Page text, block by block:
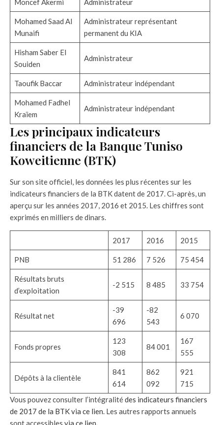
Moncef Akermi Administrateur
Mohamed Saad Al
Munaifi
Administrateur représentant
‎permanent du KIA
Hisham Saber El
Souiden
Administrateur
Taoufik Baccar Administrateur indépendant
Mohamed Fadhel
Kraïem
Administrateur indépendant
Les principaux indicateurs
financiers de la Banque Tuniso
Koweitienne (BTK)
Sur son site officiel, les données les plus récentes sur les
indicateurs financiers de la BTK datent de 2017. Ci-après, un
aperçu sur les années 2017, 2016 et 2015. Les chiffres sont
exprimés en milliers de dinars.
2017 2016 2015
PNB 51 286 7 526 75 454
Résultats bruts
d’exploitation
-2 515 8 485 33 754
Résultat net
-39
696
-82
543
6 070
Fonds propres
123
308
84 001
167
555
Dépôts à la clientèle
841
614
862
092
921
715
Vous pouvez consulter l’intégralitédes indicateurs financiers
de 2017 de la BTK via ce lien. Les autres rapports annuels
sont accessibles via ce lien.